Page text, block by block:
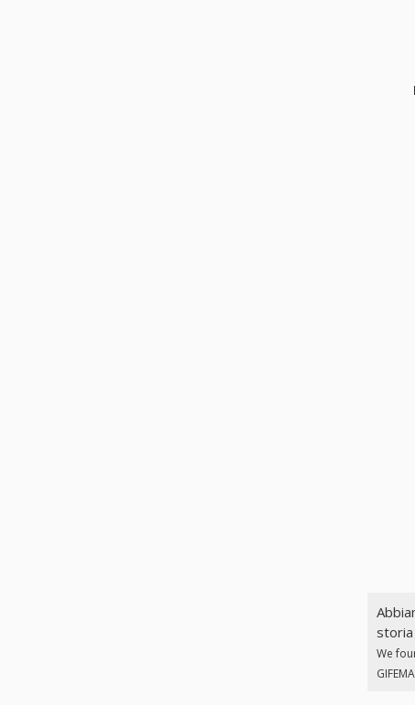
storia
We